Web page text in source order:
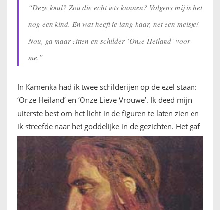
“Deze knul? Zou die echt iets kunnen? Volgens mij is het
nog een kind. En wat heeft ie lang haar, net een meisje!
Nou, ga maar zitten en schilder ‘Onze Heiland’ voor
me.”
In Kamenka had ik twee schilderijen op de ezel staan:
‘Onze Heiland’ en ‘Onze Lieve Vrouwe’. Ik deed mijn
uiterste best om het licht in de figuren te laten zien en
ik streefde naar het goddelijke in de gezichten. Het gaf